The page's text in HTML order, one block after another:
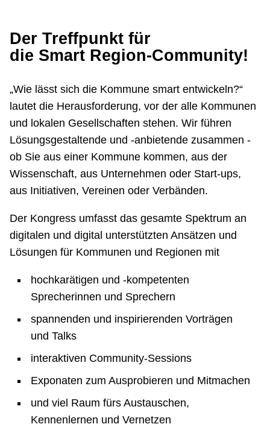
Der Treffpunkt für
die Smart Region-Community!
„Wie lässt sich die Kommune smart entwickeln?“
lautet die Herausforderung, vor der alle Kommunen
und lokalen Gesellschaften stehen. Wir führen
Lösungsgestaltende und -anbietende zusammen -
ob Sie aus einer Kommune kommen, aus der
Wissenschaft, aus Unternehmen oder Start-ups,
aus Initiativen, Vereinen oder Verbänden.
Der Kongress umfasst das gesamte Spektrum an
digitalen und digital unterstützten Ansätzen und
Lösungen für Kommunen und Regionen mit
hochkarätigen und -kompetenten
Sprecherinnen und Sprechern
spannenden und inspirierenden Vorträgen
und Talks
interaktiven Community-Sessions
Exponaten zum Ausprobieren und Mitmachen
und viel Raum fürs Austauschen,
Kennenlernen und Vernetzen